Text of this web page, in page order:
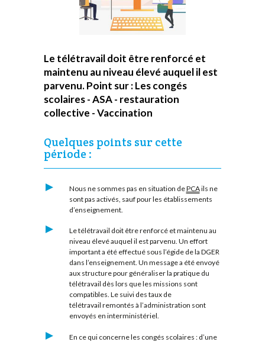
Le télétravail doit être renforcé et
maintenu au niveau élevé auquel il est
parvenu. Point sur : Les congés
scolaires - ASA - restauration
collective - Vaccination
Quelques points sur cette
période :
Nous ne sommes pas en situation dePCAils ne
sont pas activés, sauf pour les établissements
d’enseignement.
Le télétravail doit être renforcé et maintenu au
niveau élevé auquel il est parvenu. Un effort
important a été effectué sous l’égide de la DGER
dans l’enseignement. Un message a été envoyé
aux structure pour généraliser la pratique du
télétravail dès lors que les missions sont
compatibles. Le suivi des taux de
télétravail remontés à l’administration sont
envoyés en interministériel.
En ce qui concerne les congés scolaires : d’une